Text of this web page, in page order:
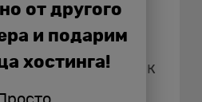
всеми
условиями для
Для доступа к
лишь
от другого
и подарим
хостинга!